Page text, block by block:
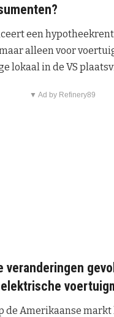
een
alleen voor
lokaal in de VS
▼ Ad by Refinery89
veranderingen
de Amerikaanse